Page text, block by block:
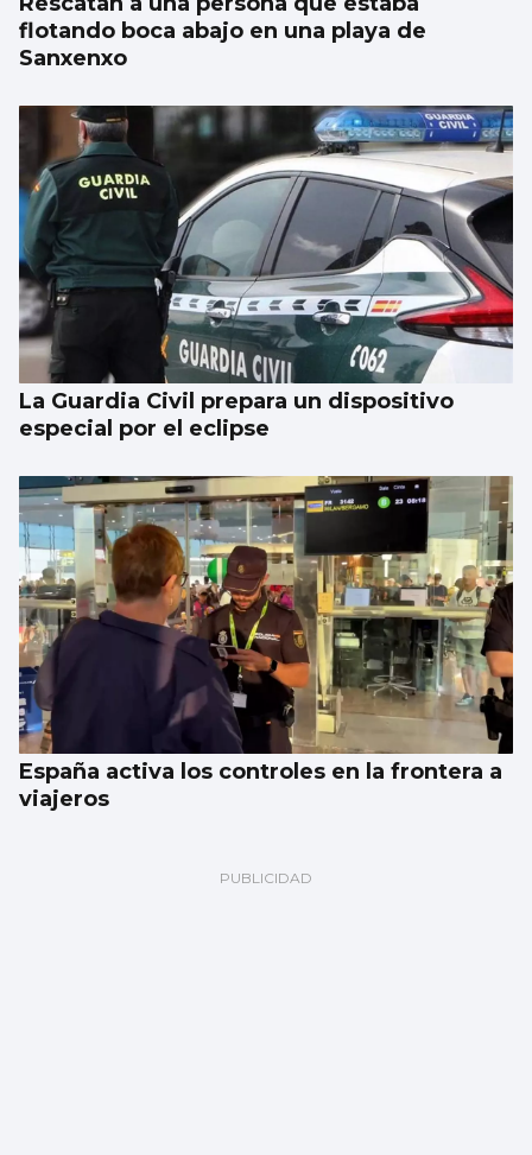
flotando boca abajo en una playa de
Sanxenxo
La Guardia Civil prepara un dispositivo
especial por el eclipse
España activa los controles en la frontera a
viajeros